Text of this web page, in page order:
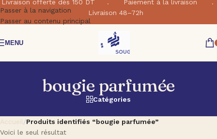
Passer à la navigation
Passer au contenu principal
Livraison offerte dés 150 DT . Paiement à la livraison .
Livraison 48–72h
MENU
bougie parfumée
Catégories
Accueil/Produits identifiés “bougie parfumée”
Voici le seul résultat